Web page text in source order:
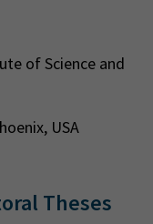
of Science and
USA
Theses